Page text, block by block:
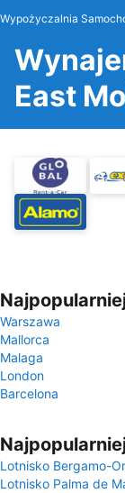
Wypożyczalnia
East
Warszawa
Mallorca
Malaga
London
Barcelona
Lotnisko Bergamo-
Lotnisko Palma de